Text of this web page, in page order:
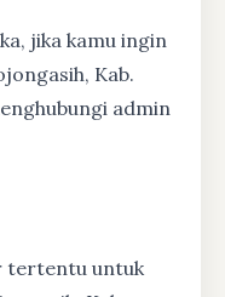
jika kamu ingin
Kab.
admin
tertentu untuk